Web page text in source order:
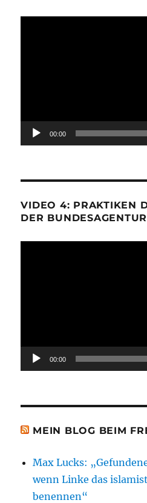
00:00
VIDEO 4: PRAKTIKEN
DER
00:00
MEIN BLOG BEIM
Max Lucks:
wenn Linke das
benennen“